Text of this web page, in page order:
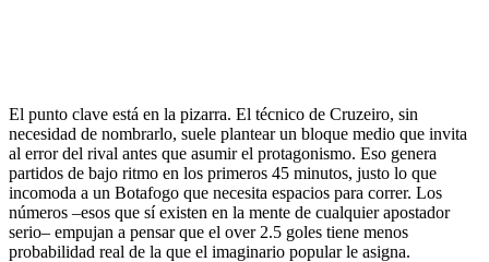
El punto clave está en la pizarra. El técnico de Cruzeiro, sin
necesidad de nombrarlo, suele plantear un bloque medio que invita
al error del rival antes que asumir el protagonismo. Eso genera
partidos de bajo ritmo en los primeros 45 minutos, justo lo que
incomoda a un Botafogo que necesita espacios para correr. Los
números –esos que sí existen en la mente de cualquier apostador
serio– empujan a pensar que el over 2.5 goles tiene menos
probabilidad real de la que el imaginario popular le asigna.